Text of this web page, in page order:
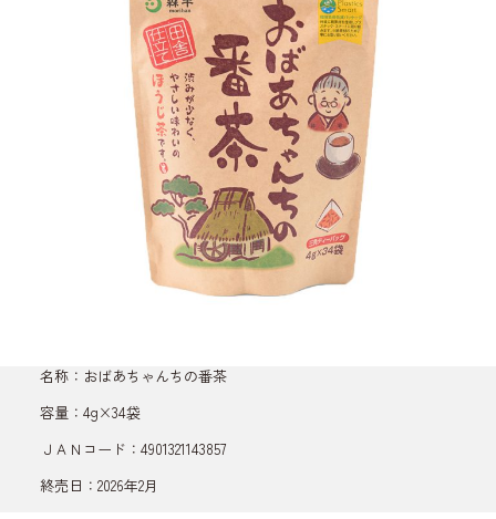
名称：おばあちゃんちの番茶
容量：4g×34袋
ＪＡＮコード：4901321143857
終売日：2026年2月